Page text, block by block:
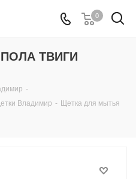
0
ТВИГИ
-
Владимир - Щетка для мытья